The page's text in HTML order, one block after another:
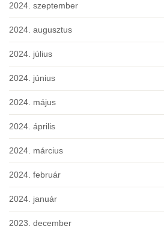
2024. szeptember
2024. augusztus
2024. július
2024. június
2024. május
2024. április
2024. március
2024. február
2024. január
2023. december